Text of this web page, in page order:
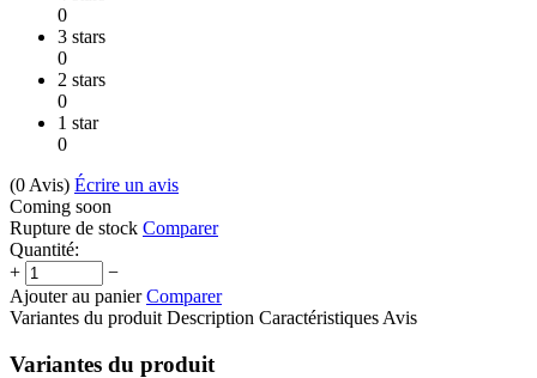
0
3 stars
0
2 stars
0
1 star
0
(0 Avis) Écrire un avis
Coming soon
Rupture de stock Comparer
Quantité:
+
−
Ajouter au panier Comparer
Variantes du produit Description Caractéristiques Avis
Variantes du produit